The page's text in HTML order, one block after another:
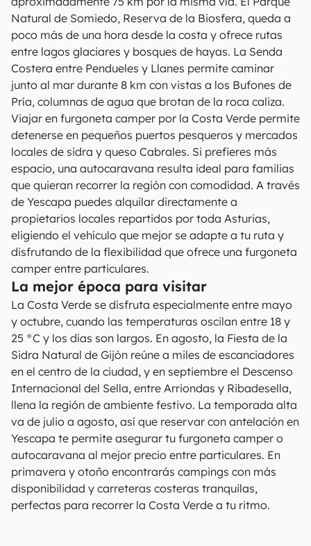
Natural de Somiedo, Reserva de la Biosfera, queda a
poco más de una hora desde la costa y ofrece rutas
entre lagos glaciares y bosques de hayas. La Senda
Costera entre Pendueles y Llanes permite caminar
junto al mar durante 8 km con vistas a los Bufones de
Pría, columnas de agua que brotan de la roca caliza.
Viajar en furgoneta camper por la Costa Verde permite
detenerse en pequeños puertos pesqueros y mercados
locales de sidra y queso Cabrales. Si prefieres más
espacio, una autocaravana resulta ideal para familias
que quieran recorrer la región con comodidad. A través
de Yescapa puedes alquilar directamente a
propietarios locales repartidos por toda Asturias,
eligiendo el vehículo que mejor se adapte a tu ruta y
disfrutando de la flexibilidad que ofrece una furgoneta
camper entre particulares.
La mejor época para visitar
La Costa Verde se disfruta especialmente entre mayo
y octubre, cuando las temperaturas oscilan entre 18 y
25 °C y los días son largos. En agosto, la Fiesta de la
Sidra Natural de Gijón reúne a miles de escanciadores
en el centro de la ciudad, y en septiembre el Descenso
Internacional del Sella, entre Arriondas y Ribadesella,
llena la región de ambiente festivo. La temporada alta
va de julio a agosto, así que reservar con antelación en
Yescapa te permite asegurar tu furgoneta camper o
autocaravana al mejor precio entre particulares. En
primavera y otoño encontrarás campings con más
disponibilidad y carreteras costeras tranquilas,
perfectas para recorrer la Costa Verde a tu ritmo.